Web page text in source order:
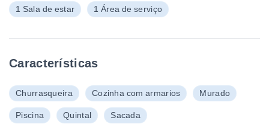
1 Sala de estar 1 Área de serviço
Características
Churrasqueira Cozinha com armarios Murado
Piscina Quintal Sacada